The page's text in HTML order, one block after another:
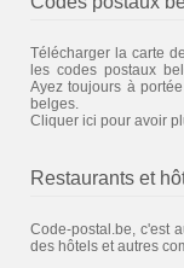
Télécharger la carte
les codes postaux
Ayez toujours à
belges.
Cliquer ici pour avoir
Restaurants et
Code-postal.be, c'est
des hôtels et autres